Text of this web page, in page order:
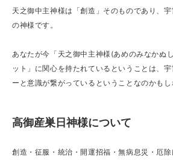
天之御中主神様は「創造」そのものであり、
の神様です。
あなたが今「天之御中主神様(あめのみなかぬ
ット」に関心を持たれているということは、
ーと意識が繋がっているということなのかもし
高御産巣日神様について
創造・征服・統治・開運招福・無病息災・厄